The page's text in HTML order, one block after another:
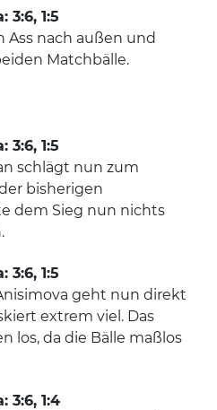
3:6, 1:5
Ass nach außen und
Matchbälle.
3:6, 1:5
schlägt nun zum
bisherigen
dem Sieg nun nichts
3:6, 1:5
geht nun direkt
extrem viel. Das
los, da die Bälle maßlos
3:6, 1:4